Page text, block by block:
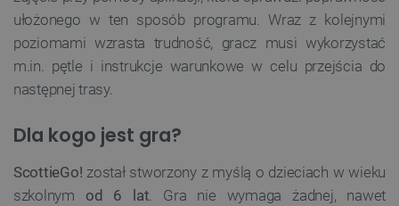
ułożonego w ten sposób programu. Wraz z kolejnymi
poziomami wzrasta trudność, gracz musi wykorzystać
m.in. pętle i instrukcje warunkowe w celu przejścia do
następnej trasy.
Dla kogo jest gra?
ScottieGo! został stworzony z myślą o dzieciach w wieku
szkolnym od 6 lat. Gra nie wymaga żadnej, nawet